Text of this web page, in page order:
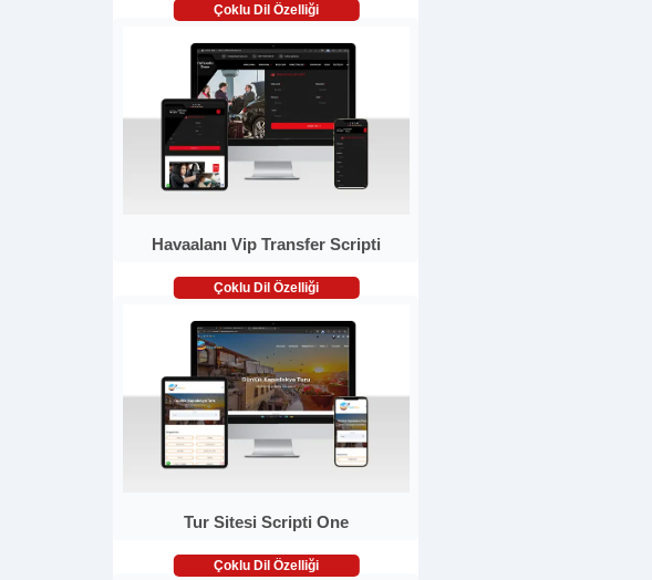
Çoklu Dil Özelliği
Havaalanı Vip Transfer Scripti
Çoklu Dil Özelliği
Tur Sitesi Scripti One
Çoklu Dil Özelliği